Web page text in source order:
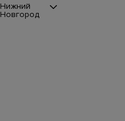
Нижний
Новгород